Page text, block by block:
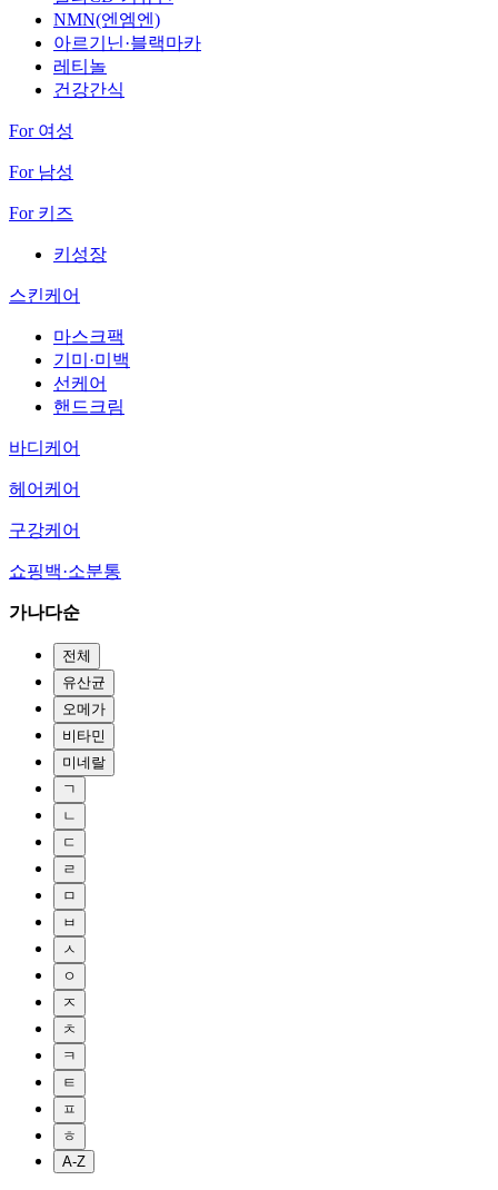
NMN(엔엠엔)
아르기닌·블랙마카
레티놀
건강간식
For 여성
For 남성
For 키즈
키성장
스킨케어
마스크팩
기미·미백
선케어
핸드크림
바디케어
헤어케어
구강케어
쇼핑백·소분통
가나다순
전체
유산균
오메가
비타민
미네랄
ㄱ
ㄴ
ㄷ
ㄹ
ㅁ
ㅂ
ㅅ
ㅇ
ㅈ
ㅊ
ㅋ
ㅌ
ㅍ
ㅎ
A-Z